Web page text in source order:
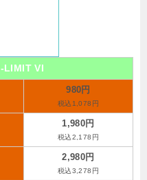
LIMIT VI
980円
税込1,078円
1,980円
税込2,178円
2,980円
税込3,278円